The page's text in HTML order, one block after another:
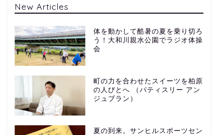
New Articles
体を動かして酷暑の夏を乗り切ろ
う！大和川親水公園でラジオ体操
会
町の力を合わせたスイーツを柏原
の人びとへ （パティスリー アン
ジュブラン）
夏の到来。サンヒルスポーツセン